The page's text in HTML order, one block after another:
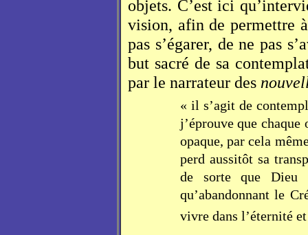
objets. C’est ici
vision, afin de permettre
pas s’égarer, de ne pas
but sacré de sa
par le narrateur des
« il s’agit de
j’éprouve que
opaque, par cela
perd aussitôt sa
de sorte que Dieu
qu’abandonnant le
vivre dans l’éternité